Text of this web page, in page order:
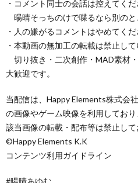
・コメント同士の会話は控えてくだ
暘晴そっちのけで喋るなら別のと
・人の嫌がるコメントはやめてくだ
・本動画の無加工の転載は禁止して
切り抜き・二次創作・MAD素材
大歓迎です。
当配信は、Happy Elements株式会
の画像やゲーム映像を利用しており
該当画像の転載・配布等は禁止して
©Happy Elements K.K
コンテンツ利用ガイドライン
#暘晴あゆむ